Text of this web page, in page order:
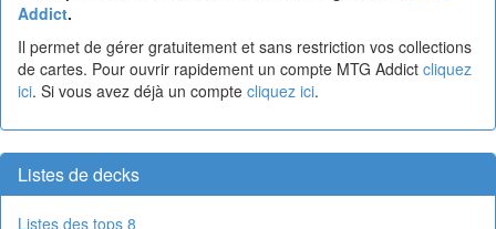
Addict.
Il permet de gérer gratuitement et sans restriction vos collections
de cartes. Pour ouvrir rapidement un compte MTG Addict cliquez
ici. Si vous avez déjà un compte cliquez ici.
Listes de decks
Listes des tops 8